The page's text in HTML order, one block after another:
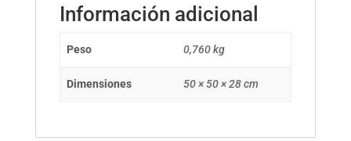
Información adicional
Peso 0,760 kg
Dimensiones 50 × 50 × 28 cm